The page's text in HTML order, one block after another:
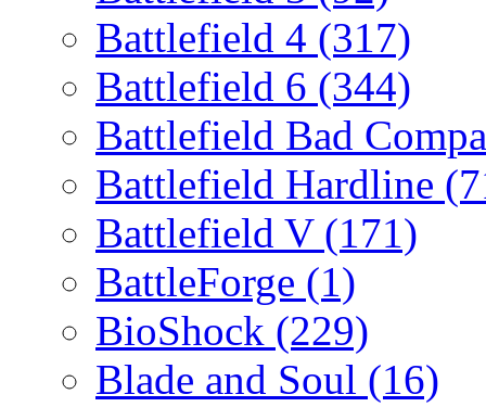
Battlefield 4 (317)
Battlefield 6 (344)
Battlefield Bad
Battlefield Hardline
Battlefield V (171)
BattleForge (1)
BioShock (229)
Blade and Soul (16)